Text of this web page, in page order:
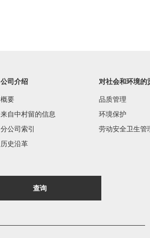
公司介绍
概要
来自中村留的信息
分公司索引
历史沿革
对社会和环境的
品质管理
环境保护
劳动安全卫生管
查询